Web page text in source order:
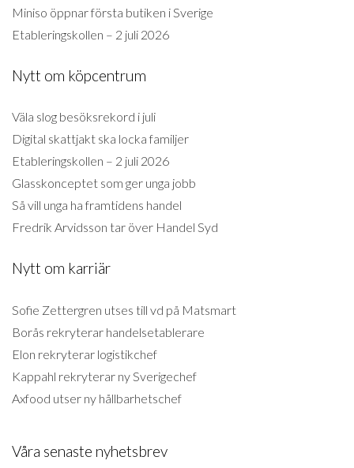
Miniso öppnar första butiken i Sverige
Etableringskollen – 2 juli 2026
Nytt om köpcentrum
Väla slog besöksrekord i juli
Digital skattjakt ska locka familjer
Etableringskollen – 2 juli 2026
Glasskonceptet som ger unga jobb
Så vill unga ha framtidens handel
Fredrik Arvidsson tar över Handel Syd
Nytt om karriär
Sofie Zettergren utses till vd på Matsmart
Borås rekryterar handelsetablerare
Elon rekryterar logistikchef
Kappahl rekryterar ny Sverigechef
Axfood utser ny hållbarhetschef
Våra senaste nyhetsbrev